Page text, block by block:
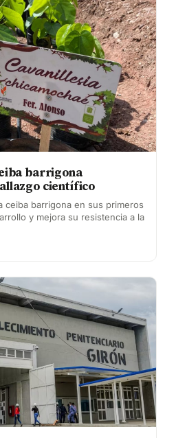
barrigona
científico
ceiba barrigona en sus primeros
y mejora su resistencia a la